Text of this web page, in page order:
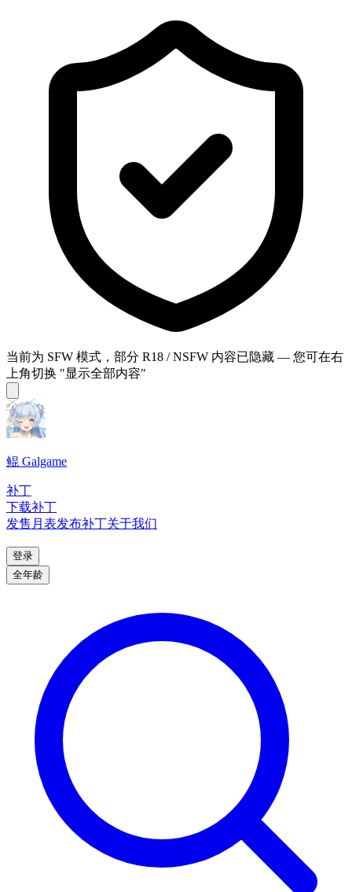
当前为 SFW 模式，部分 R18 / NSFW 内容已隐藏 — 您可在右
上角切换 "显示全部内容"
鲲 Galgame
补丁
下载补丁
发售月表发布补丁关于我们
登录
全年龄